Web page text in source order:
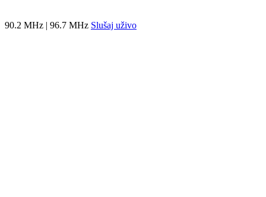
90.2 MHz | 96.7 MHz Slušaj uživo